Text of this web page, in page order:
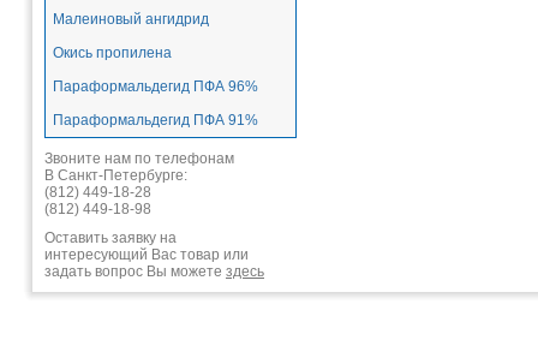
Малеиновый ангидрид
Окись пропилена
Параформальдегид ПФА 96%
Параформальдегид ПФА 91%
Звоните нам по телефонам
В Санкт-Петербурге:
(812) 449-18-28
(812) 449-18-98
Оставить заявку на
интересующий Вас товар или
задать вопрос Вы можете здесь